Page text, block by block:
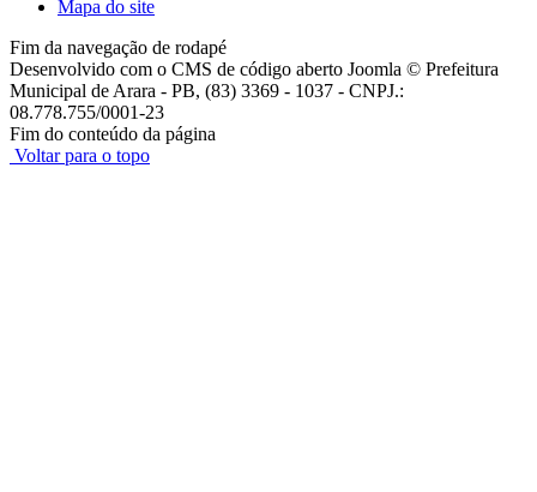
Mapa do site
Fim da navegação de rodapé
Desenvolvido com o CMS de código aberto Joomla © Prefeitura
Municipal de Arara - PB, (83) 3369 - 1037 - CNPJ.:
08.778.755/0001-23
Fim do conteúdo da página
Voltar para o topo